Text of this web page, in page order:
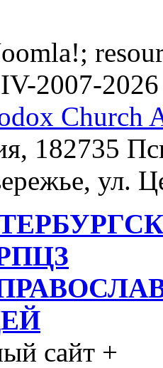
2007-2026
Church
182735
ул.
сайт +